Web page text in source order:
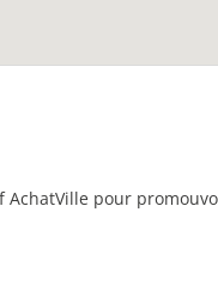
pour